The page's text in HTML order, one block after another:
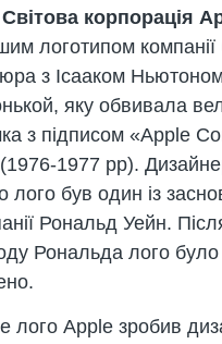
Світова корпорація
логотипом компанії
з Ісааком
яку обвивала
з підписом «Apple
1977 рр).
лого був один із
Рональд Уейн.
Рональда лого було
лого Apple зробив